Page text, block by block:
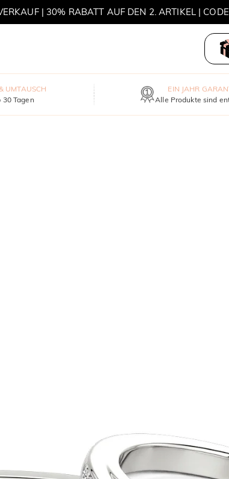
| 30% RABATT AUF DEN 2. ARTIKEL |
UMTAUSCH
30 Tagen
EIN JAHR
Alle Produkte sind